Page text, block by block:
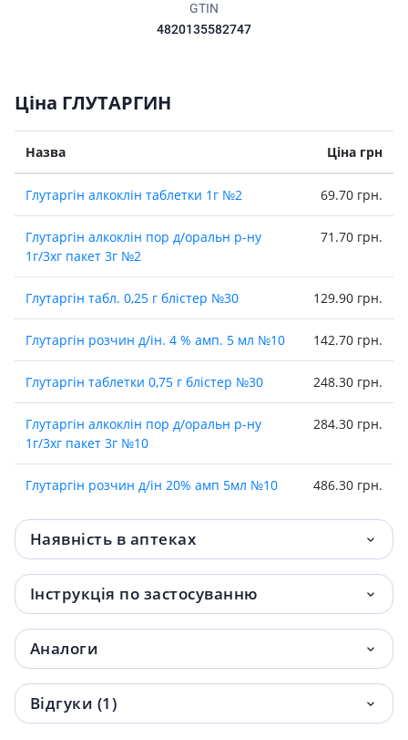
GTIN
4820135582747
Ціна ГЛУТАРГИН
Назва Ціна грн
Глутаргiн алкоклiн таблетки 1г №2 69.70 грн.
Глутаргiн алкоклiн пор д/оральн р-ну
1г/3хг пакет 3г №2
71.70 грн.
Глутаргiн табл. 0,25 г блiстер №30 129.90 грн.
Глутаргiн розчин д/iн. 4 % амп. 5 мл №10 142.70 грн.
Глутаргiн таблетки 0,75 г блiстер №30 248.30 грн.
Глутаргiн алкоклiн пор д/оральн р-ну
1г/3хг пакет 3г №10
284.30 грн.
Глутаргiн розчин д/iн 20% амп 5мл №10 486.30 грн.
Наявність в аптеках
Інструкція по застосуванню
Аналоги
Відгуки (1)